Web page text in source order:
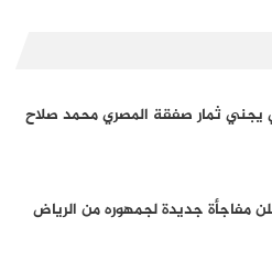
يجني ثمار صفقة المصري محمد صلاح
مفاجأة جديدة لجمهوره من الرياض